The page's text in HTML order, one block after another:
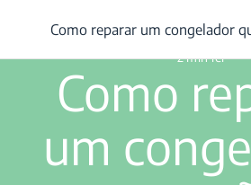
Como reparar um
2 min ler
Como
um
Como reparar um congelador